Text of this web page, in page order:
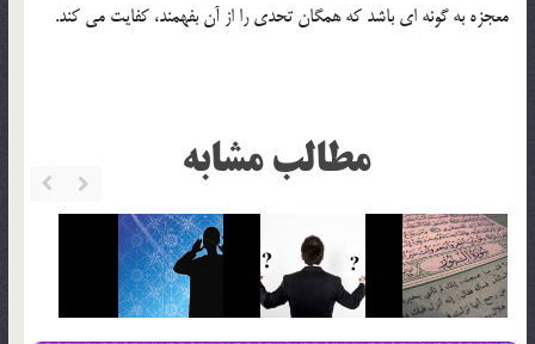
معجزه به گونه اى باشد كه همگان تحدى را از آن بفهمند، كفايت مى كند.
مطالب مشابه